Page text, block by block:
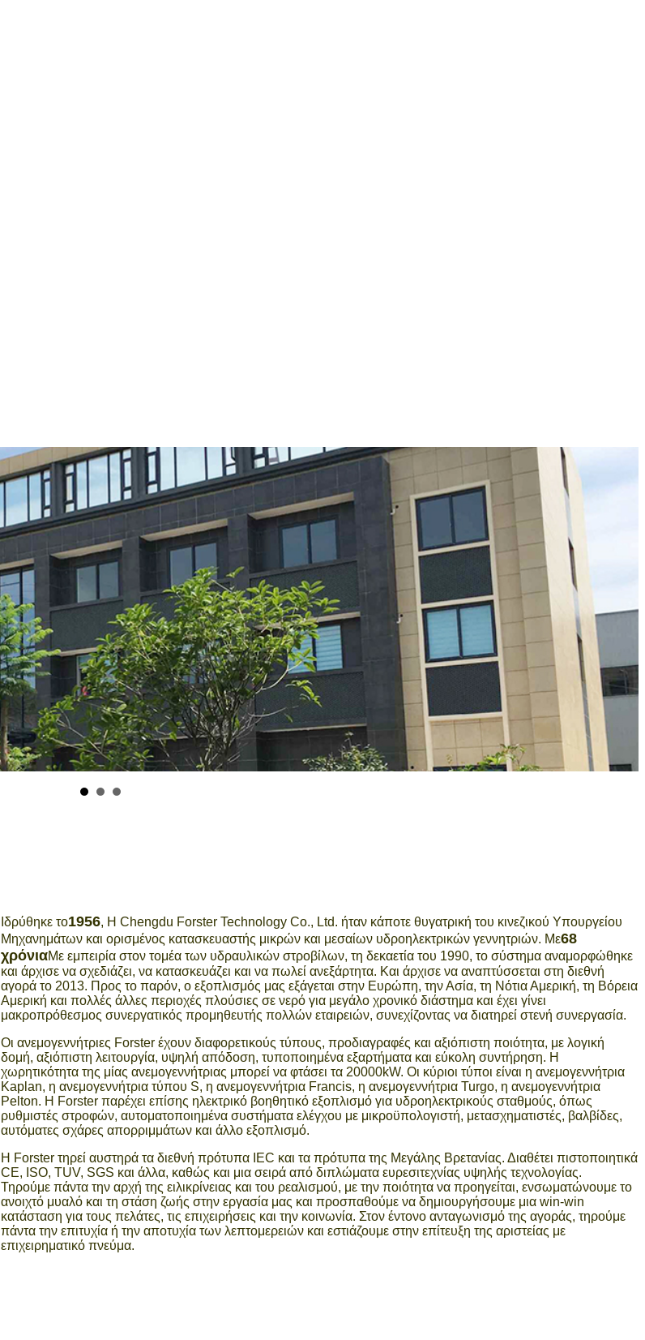
Ιδρύθηκε το1956, Η Chengdu Forster Technology Co., Ltd. ήταν κάποτε θυγατρική του κινεζικού Υπουργείου
Μηχανημάτων και ορισμένος κατασκευαστής μικρών και μεσαίων υδροηλεκτρικών γεννητριών. Με68
χρόνιαΜε εμπειρία στον τομέα των υδραυλικών στροβίλων, τη δεκαετία του 1990, το σύστημα αναμορφώθηκε
και άρχισε να σχεδιάζει, να κατασκευάζει και να πωλεί ανεξάρτητα. Και άρχισε να αναπτύσσεται στη διεθνή
αγορά το 2013. Προς το παρόν, ο εξοπλισμός μας εξάγεται στην Ευρώπη, την Ασία, τη Νότια Αμερική, τη Βόρεια
Αμερική και πολλές άλλες περιοχές πλούσιες σε νερό για μεγάλο χρονικό διάστημα και έχει γίνει
μακροπρόθεσμος συνεργατικός προμηθευτής πολλών εταιρειών, συνεχίζοντας να διατηρεί στενή συνεργασία.
Οι ανεμογεννήτριες Forster έχουν διαφορετικούς τύπους, προδιαγραφές και αξιόπιστη ποιότητα, με λογική
δομή, αξιόπιστη λειτουργία, υψηλή απόδοση, τυποποιημένα εξαρτήματα και εύκολη συντήρηση. Η
χωρητικότητα της μίας ανεμογεννήτριας μπορεί να φτάσει τα 20000kW. Οι κύριοι τύποι είναι η ανεμογεννήτρια
Kaplan, η ανεμογεννήτρια τύπου S, η ανεμογεννήτρια Francis, η ανεμογεννήτρια Turgo, η ανεμογεννήτρια
Pelton. Η Forster παρέχει επίσης ηλεκτρικό βοηθητικό εξοπλισμό για υδροηλεκτρικούς σταθμούς, όπως
ρυθμιστές στροφών, αυτοματοποιημένα συστήματα ελέγχου με μικροϋπολογιστή, μετασχηματιστές, βαλβίδες,
αυτόματες σχάρες απορριμμάτων και άλλο εξοπλισμό.
Η Forster τηρεί αυστηρά τα διεθνή πρότυπα IEC και τα πρότυπα της Μεγάλης Βρετανίας. Διαθέτει πιστοποιητικά
CE, ISO, TUV, SGS και άλλα, καθώς και μια σειρά από διπλώματα ευρεσιτεχνίας υψηλής τεχνολογίας.
Τηρούμε πάντα την αρχή της ειλικρίνειας και του ρεαλισμού, με την ποιότητα να προηγείται, ενσωματώνουμε το
ανοιχτό μυαλό και τη στάση ζωής στην εργασία μας και προσπαθούμε να δημιουργήσουμε μια win-win
κατάσταση για τους πελάτες, τις επιχειρήσεις και την κοινωνία. Στον έντονο ανταγωνισμό της αγοράς, τηρούμε
πάντα την επιτυχία ή την αποτυχία των λεπτομερειών και εστιάζουμε στην επίτευξη της αριστείας με
επιχειρηματικό πνεύμα.